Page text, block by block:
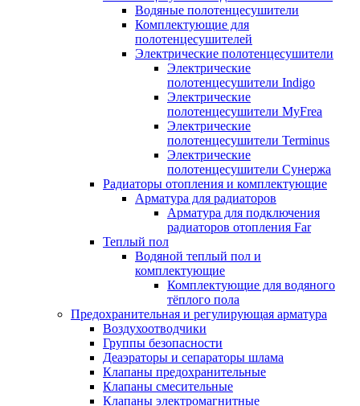
Водяные полотенцесушители
Комплектующие для
полотенцесушителей
Электрические полотенцесушители
Электрические
полотенцесушители Indigo
Электрические
полотенцесушители MyFrea
Электрические
полотенцесушители Terminus
Электрические
полотенцесушители Сунержа
Радиаторы отопления и комплектующие
Арматура для радиаторов
Арматура для подключения
радиаторов отопления Far
Теплый пол
Водяной теплый пол и
комплектующие
Комплектующие для водяного
тёплого пола
Предохранительная и регулирующая арматура
Воздухоотводчики
Группы безопасности
Деаэраторы и сепараторы шлама
Клапаны предохранительные
Клапаны смесительные
Клапаны электромагнитные